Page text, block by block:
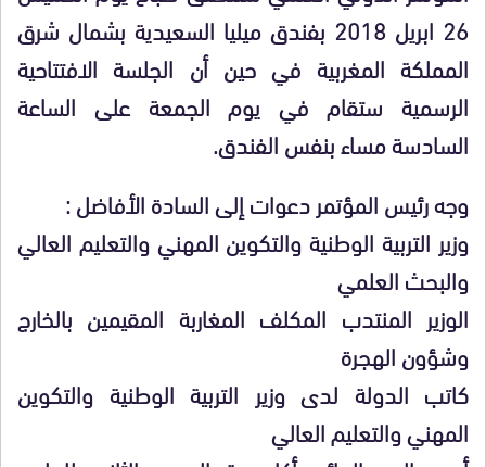
26 ابريل 2018 بفندق ميليا السعيدية بشمال شرق
المملكة المغربية في حين أن الجلسة الافتتاحية
الرسمية ستقام في يوم الجمعة على الساعة
السادسة مساء بنفس الفندق.
وجه رئيس المؤتمر دعوات إلى السادة الأفاضل :
وزير التربية الوطنية والتكوين المهني والتعليم العالي
والبحث العلمي
الوزير المنتدب المكلف المغاربة المقيمين بالخارج
وشؤون الهجرة
كاتب الدولة لدى وزير التربية الوطنية والتكوين
المهني والتعليم العالي